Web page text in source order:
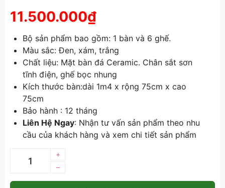
11.500.000₫
Bộ sản phẩm bao gồm: 1 bàn và 6 ghế.
Màu sắc: Đen, xám, trắng
Chất liệu: Mặt bàn đá Ceramic. Chân sắt sơn
tĩnh điện, ghế bọc nhung
Kích thước bàn:dài 1m4 x rộng 75cm x cao
75cm
Bảo hành : 12 tháng
Liên Hệ Ngay: Nhận tư vấn sản phẩm theo nhu
cầu của khách hàng và xem chi tiết sản phẩm
–
+